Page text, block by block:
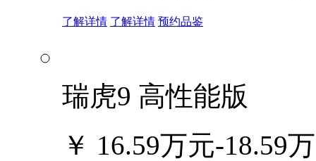
了解详情 了解详情 预约品鉴
瑞虎9 高性能版
￥ 16.59万元-18.59